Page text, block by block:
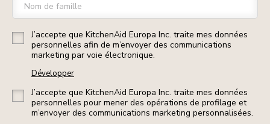
Nom de famille
J’accepte que KitchenAid Europa Inc. traite mes données
personnelles afin de m’envoyer des communications
marketing par voie électronique.
Développer
J’accepte que KitchenAid Europa Inc. traite mes données
personnelles pour mener des opérations de profilage et
m’envoyer des communications marketing personnalisées.